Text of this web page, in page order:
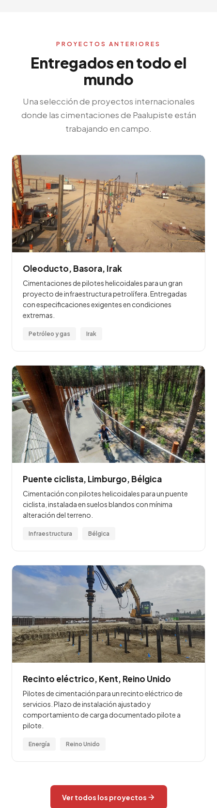
PROYECTOS ANTERIORES
Entregados en todo el
mundo
Una selección de proyectos internacionales
donde las cimentaciones de Paalupiste están
trabajando en campo.
Oleoducto, Basora, Irak
Cimentaciones de pilotes helicoidales para un gran
proyecto de infraestructura petrolífera. Entregadas
con especificaciones exigentes en condiciones
extremas.
Petróleo y gas Irak
Puente ciclista, Limburgo, Bélgica
Cimentación con pilotes helicoidales para un puente
ciclista, instalada en suelos blandos con mínima
alteración del terreno.
Infraestructura Bélgica
Recinto eléctrico, Kent, Reino Unido
Pilotes de cimentación para un recinto eléctrico de
servicios. Plazo de instalación ajustado y
comportamiento de carga documentado pilote a
pilote.
Energía Reino Unido
Ver todos los proyectos